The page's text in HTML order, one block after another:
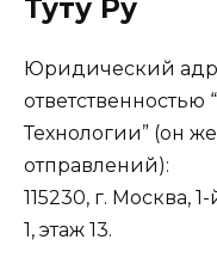
Туту Ру
Юридический
Технологии” (он
отправлений):
115230, г. Москва,
1, этаж 13.